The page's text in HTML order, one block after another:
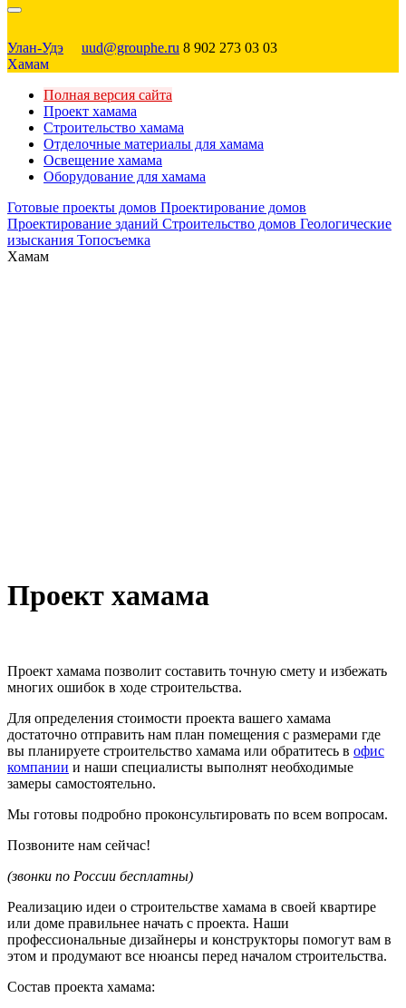
Улан-Удэ uud@grouphe.ru 8 902 273 03 03
Хамам
Полная версия сайта
Проект хамама
Строительство хамама
Отделочные материалы для хамама
Освещение хамама
Оборудование для хамама
Готовые проекты домов Проектирование домов
Проектирование зданий Строительство домов Геологические
изыскания Топосъемка
Хамам
Проект хамама
Проект хамама позволит составить точную смету и избежать
многих ошибок в ходе строительства.
Для определения стоимости проекта вашего хамама
достаточно отправить нам план помещения с размерами где
вы планируете строительство хамама или обратитесь в офис
компании и наши специалисты выполнят необходимые
замеры самостоятельно.
Мы готовы подробно проконсультировать по всем вопросам.
Позвоните нам сейчас!
(звонки по России бесплатны)
Реализацию идеи о строительстве хамама в своей квартире
или доме правильнее начать с проекта. Наши
профессиональные дизайнеры и конструкторы помогут вам в
этом и продумают все нюансы перед началом строительства.
Состав проекта хамама: